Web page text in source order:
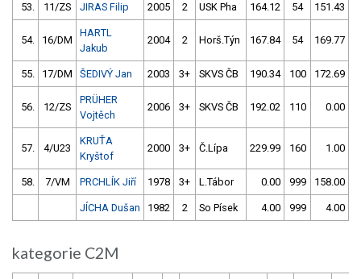
53. 11/ZS JIRAS Filip 2005 2 USK Pha 164.12 54 151.43
54. 16/DM
HARTL
Jakub
2004 2 Horš.Týn 167.84 54 169.77
55. 17/DM ŠEDIVÝ Jan 2003 3+ SKVS ČB 190.34 100 172.69
56. 12/ZS
PRÜHER
Vojtěch
2006 3+ SKVS ČB 192.02 110 0.00
57. 4/U23
KRUŤA
Kryštof
2000 3+ Č.Lípa 229.99 160 1.00
58. 7/VM PRCHLÍK Jiří 1978 3+ L.Tábor 0.00 999 158.00
JÍCHA Dušan 1982 2 So Písek 4.00 999 4.00
kategorie C2M